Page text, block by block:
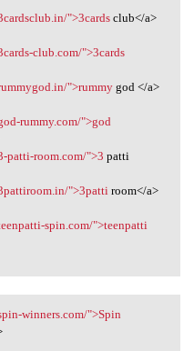
">3cardsclub</a>
club.com/">3cards
">rummygod </a>
rummy.com/">god
patti-room.com/">3 patti
">3pattiroom</a>
spin.com/">teenpatti
spin-winners
winners.com/">Spin